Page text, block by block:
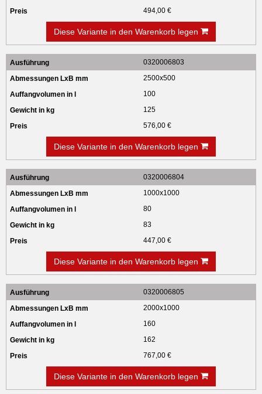
494,00 €
Diese Variante in den Warenkorb legen
0320006803
2500x500
100
125
576,00 €
Diese Variante in den Warenkorb legen
0320006804
1000x1000
80
83
447,00 €
Diese Variante in den Warenkorb legen
0320006805
2000x1000
160
162
767,00 €
Diese Variante in den Warenkorb legen